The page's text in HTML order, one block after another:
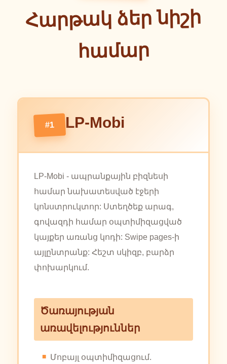
Հարթակ ձեր նիշի
համար
#1 LP-Mobi
LP-Mobi - ապրանքային բիզնեսի
համար նախատեսված էջերի
կոնստրուկտոր: Ստեղծեք արագ,
գովազդի համար օպտիմիզացված
կայքեր առանց կոդի: Swipe pages-ի
այլընտրանք: Հեշտ սկիզբ, բարձր
փոխարկում.
Ծառայության
առավելություններ
Մոբայլ օպտիմիզացում.